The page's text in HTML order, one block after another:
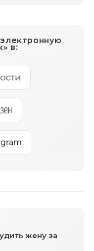
в:
жену за